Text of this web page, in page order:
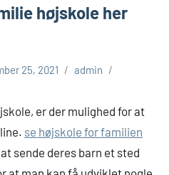
højskole her
25, 2021 admin
er der mulighed for at
se højskole for familien
sende deres barn et sted